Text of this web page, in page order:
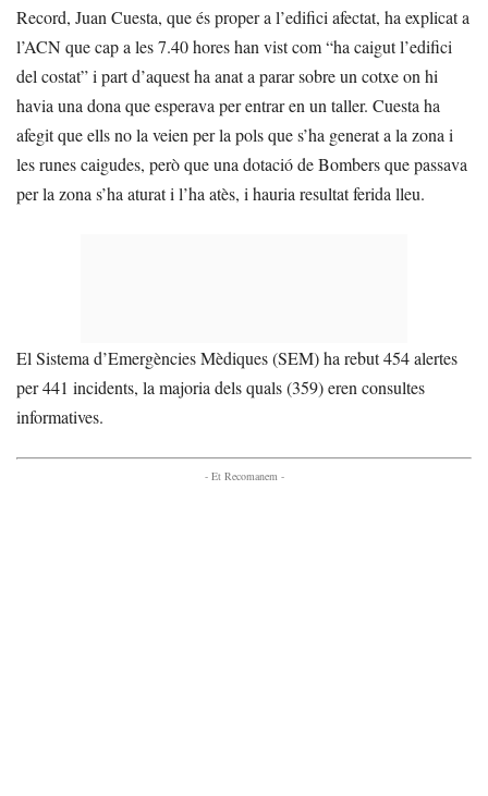
Record, Juan Cuesta, que és proper a l’edifici afectat, ha explicat a
l’ACN que cap a les 7.40 hores han vist com “ha caigut l’edifici
del costat” i part d’aquest ha anat a parar sobre un cotxe on hi
havia una dona que esperava per entrar en un taller. Cuesta ha
afegit que ells no la veien per la pols que s’ha generat a la zona i
les runes caigudes, però que una dotació de Bombers que passava
per la zona s’ha aturat i l’ha atès, i hauria resultat ferida lleu.
El Sistema d’Emergències Mèdiques (SEM) ha rebut 454 alertes
per 441 incidents, la majoria dels quals (359) eren consultes
informatives.
- Et Recomanem -